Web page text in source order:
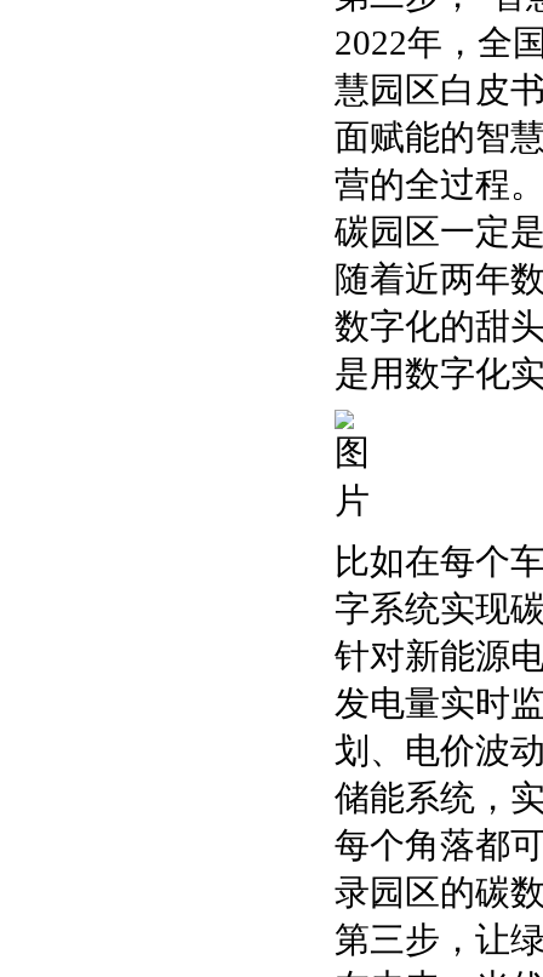
2022年，全
慧园区白皮
面赋能的智
营的全过程
碳园区一定
随着近两年
数字化的甜
是用数字化
比如在每个
字系统实现
针对新能源
发电量实时
划、电价波
储能系统，
每个角落都
录园区的碳
第三步，让